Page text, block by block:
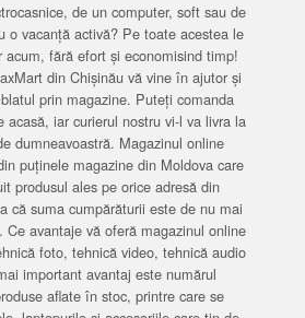
de un computer, soft sau de
o vacanță activă? Pe toate acestea le
acum, fără efort și economisind timp!
din Chișinău vă vine în ajutor și
prin magazine. Puteți comanda
acasă, iar curierul nostru vi-l va livra la
dumneavoastră. Magazinul online
puținele magazine din Moldova care
produsul ales pe orice adresă din
că suma cumpărăturii este de nu mai
avantaje vă oferă magazinul online
foto, tehnică video, tehnică audio
important avantaj este numărul
aflate în stoc, printre care se